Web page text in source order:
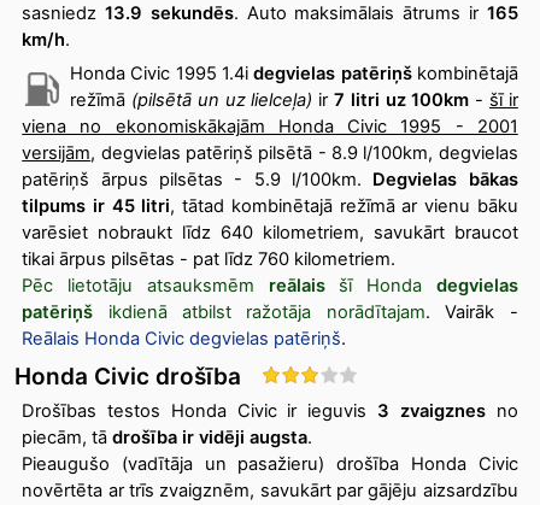
sasniedz13.9 sekundēs. Auto maksimālais ātrums ir 165
km/h.
Honda Civic 1995 1.4idegvielas patēriņškombinētajā
režīmā (pilsētā un uz lielceļa) ir7 litri uz 100km - šī ir
viena no ekonomiskākajām Honda Civic 1995 - 2001
versijām, degvielas patēriņš pilsētā - 8.9 l/100km, degvielas
patēriņš ārpus pilsētas - 5.9 l/100km. Degvielas bākas
tilpums ir 45 litri, tātad kombinētajā režīmā ar vienu bāku
varēsiet nobraukt līdz 640 kilometriem, savukārt braucot
tikai ārpus pilsētas - pat līdz 760 kilometriem.
Pēc lietotāju atsauksmēm reālaisšī Honda degvielas
patēriņš ikdienā atbilst ražotāja norādītajam. Vairāk -
Reālais Honda Civic degvielas patēriņš.
Honda Civic drošība
Drošības testos Honda Civic ir ieguvis 3 zvaigznesno
piecām, tādrošība ir vidēji augsta.
Pieaugušo (vadītāja un pasažieru) drošība Honda Civic
novērtēta ar trīs zvaigznēm, savukārt par gājēju aizsardzību